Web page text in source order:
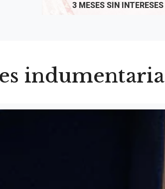
3 MESES SIN INTERESES
indumentaria